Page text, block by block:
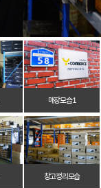
매장 모습 1
창고 정리 모습